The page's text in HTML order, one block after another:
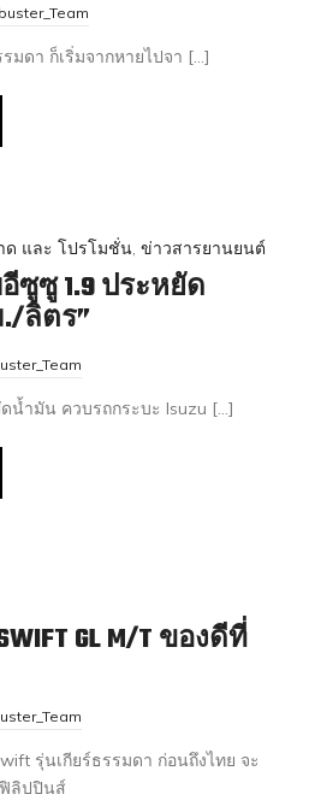
มดา ก็เริ่มจากหายไปจา […]
ด และ โปรโมชั่น ,ข่าวสารยานยนต์
ซู 1.9 ประหยัด
ลิตร”
น้ำมัน ควบรถกระบะ Isuzu […]
GL M/T ของดีที่
รุ่นเกียร์ธรรมดา ก่อนถึงไทย จะ
ลิปปินส์